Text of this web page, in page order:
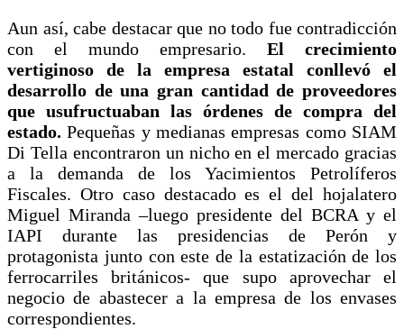
Aun así, cabe destacar que no todo fue contradicción
con el mundo empresario. El crecimiento
vertiginoso de la empresa estatal conllevó el
desarrollo de una gran cantidad de proveedores
que usufructuaban las órdenes de compra del
estado. Pequeñas y medianas empresas como SIAM
Di Tella encontraron un nicho en el mercado gracias
a la demanda de los Yacimientos Petrolíferos
Fiscales. Otro caso destacado es el del hojalatero
Miguel Miranda –luego presidente del BCRA y el
IAPI durante las presidencias de Perón y
protagonista junto con este de la estatización de los
ferrocarriles británicos- que supo aprovechar el
negocio de abastecer a la empresa de los envases
correspondientes.